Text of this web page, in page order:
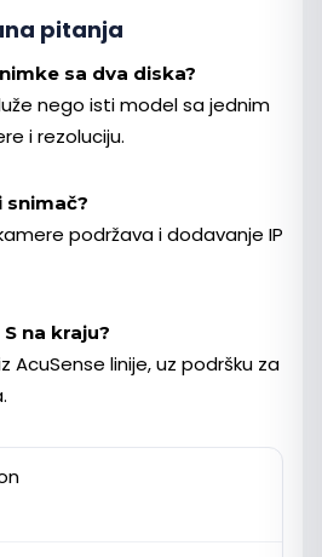
pitanja
sa dva diska?
nego isti model sa jednim
i rezoluciju.
snimač?
podržava i dodavanje IP
na kraju?
AcuSense linije, uz podršku za